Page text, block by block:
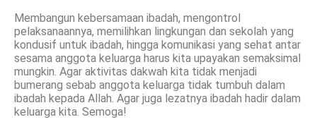
Membangun kebersamaan ibadah, mengontrol
pelaksanaannya, memilihkan lingkungan dan sekolah yang
kondusif untuk ibadah, hingga komunikasi yang sehat antar
sesama anggota keluarga harus kita upayakan semaksimal
mungkin. Agar aktivitas dakwah kita tidak menjadi
bumerang sebab anggota keluarga tidak tumbuh dalam
ibadah kepada Allah. Agar juga lezatnya ibadah hadir dalam
keluarga kita. Semoga!